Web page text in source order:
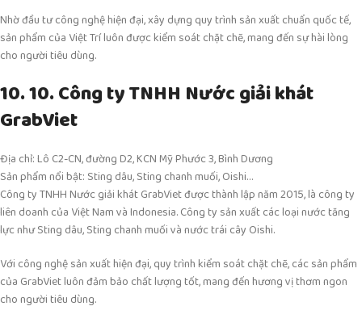
Nhờ đầu tư công nghệ hiện đại, xây dựng quy trình sản xuất chuẩn quốc tế,
sản phẩm của Việt Trí luôn được kiểm soát chặt chẽ, mang đến sự hài lòng
cho người tiêu dùng.
10. 10. Công ty TNHH Nước giải khát
GrabViet
Địa chỉ: Lô C2-CN, đường D2, KCN Mỹ Phước 3, Bình Dương
Sản phẩm nổi bật: Sting dâu, Sting chanh muối, Oishi…
Công ty TNHH Nước giải khát GrabViet được thành lập năm 2015, là công ty
liên doanh của Việt Nam và Indonesia. Công ty sản xuất các loại nước tăng
lực như Sting dâu, Sting chanh muối và nước trái cây Oishi.
Với công nghệ sản xuất hiện đại, quy trình kiểm soát chặt chẽ, các sản phẩm
của GrabViet luôn đảm bảo chất lượng tốt, mang đến hương vị thơm ngon
cho người tiêu dùng.